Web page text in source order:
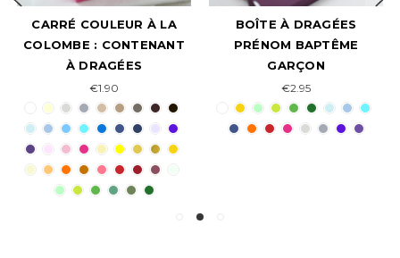
CARRÉ COULEUR À LA
COLOMBE : CONTENANT
À DRAGÉES
€1.90
BOÎTE À DRAGÉES
PRÉNOM BAPTÊME
GARÇON
€2.95